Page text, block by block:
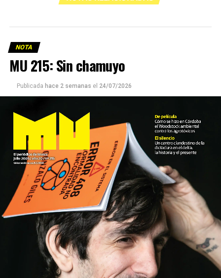
NOTA
MU 215: Sin chamuyo
Publicada hace 2 semanas el 24/07/2026